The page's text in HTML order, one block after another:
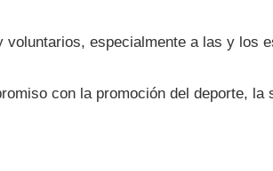
especialmente a las y los
con la promoción del deporte,